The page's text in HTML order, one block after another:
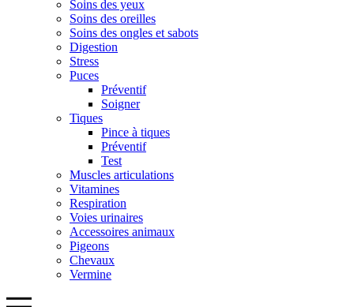
Soins des yeux
Soins des oreilles
Soins des ongles et sabots
Digestion
Stress
Puces
Préventif
Soigner
Tiques
Pince à tiques
Préventif
Test
Muscles articulations
Vitamines
Respiration
Voies urinaires
Accessoires animaux
Pigeons
Chevaux
Vermine